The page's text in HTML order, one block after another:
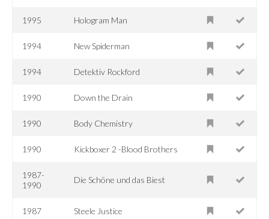
1995 Hologram Man
1994 New Spiderman
1994 Detektiv Rockford
1990 Down the Drain
1990 Body Chemistry
1990 Kickboxer 2 -Blood Brothers
1987-
1990
Die Schöne und das Biest
1987 Steele Justice